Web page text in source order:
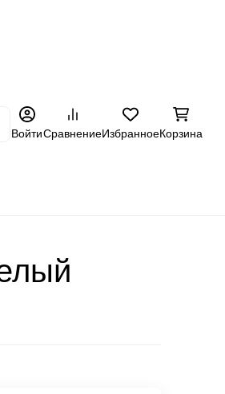
ВойтиСравнениеИзбранноеКорзина